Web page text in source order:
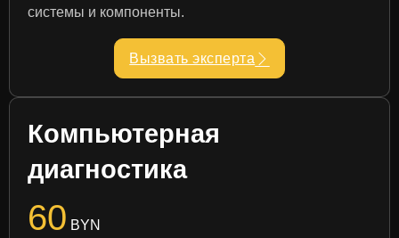
системы и компоненты.
Вызвать эксперта
Компьютерная
диагностика
60 BYN